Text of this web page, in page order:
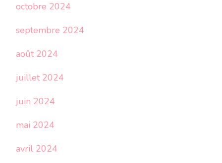
octobre 2024
septembre 2024
août 2024
juillet 2024
juin 2024
mai 2024
avril 2024